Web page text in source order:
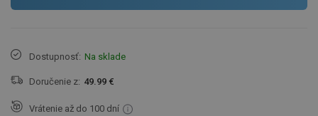
Dostupnosť: Na sklade
Doručenie z: 49.99 €
Vrátenie až do 100 dní